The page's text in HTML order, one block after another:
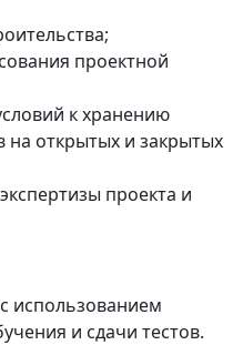
проектной
к хранению
на открытых и закрытых
проекта и
использованием
и сдачи тестов.